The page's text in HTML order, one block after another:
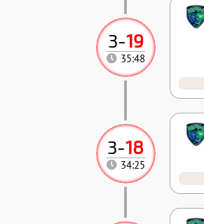
3-18
34:25
3-19
35:48